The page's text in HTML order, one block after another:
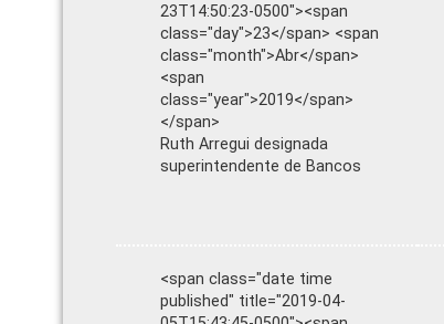
23T14:50:23-0500"><span
class="day">23</span> <span
class="month">Abr</span>
<span
class="year">2019</span>
</span>
Ruth Arregui designada
superintendente de Bancos
<span class="date time
published" title="2019-04-